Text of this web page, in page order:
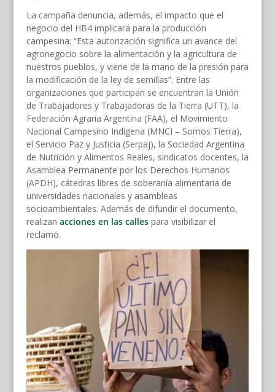
La campaña denuncia, además, el impacto que el
negocio del HB4 implicará para la producción
campesina: “Esta autorización significa un avance del
agronegocio sobre la alimentación y la agricultura de
nuestros pueblos, y viene de la mano de la presión para
la modificación de la ley de semillas”. Entre las
organizaciones que participan se encuentran la Unión
de Trabajadores y Trabajadoras de la Tierra (UTT), la
Federación Agraria Argentina (FAA), el Movimiento
Nacional Campesino Indígena (MNCI – Somos Tierra),
el Servicio Paz y Justicia (Serpaj), la Sociedad Argentina
de Nutrición y Alimentos Reales, sindicatos docentes, la
Asamblea Permanente por los Derechos Humanos
(APDH), cátedras libres de soberanía alimentaria de
universidades nacionales y asambleas
socioambientales. Además de difundir el documento,
realizan acciones en las callespara visibilizar el
reclamo.